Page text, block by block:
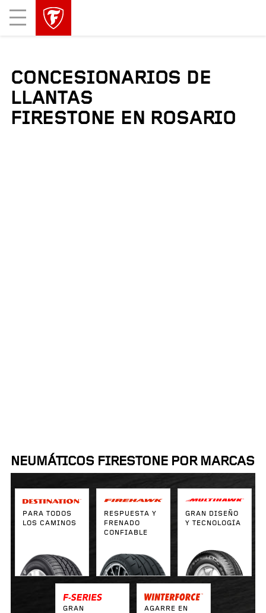
Mobile
Menu
CONCESIONARIOS DE
LLANTAS
FIRESTONE EN ROSARIO
NEUMÁTICOS FIRESTONE POR MARCAS
PARA TODOS
LOS CAMINOS
RESPUESTA Y
FRENADO
CONFIABLE
GRAN DISEÑO
Y TECNOLOGÍA
GRAN
AGARRE EN